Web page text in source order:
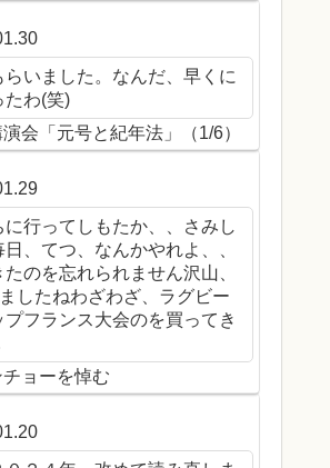
らいました。なんだ、早くに
たわ(笑)
会「元号と紀年法」（1/6）
行ってしもたか、、さみし
、てつ、なんかやれよ、、
のを忘れられません沢山、
したねわざわざ、ラグビー
プフランス大会のを買ってき
ョーを悼む